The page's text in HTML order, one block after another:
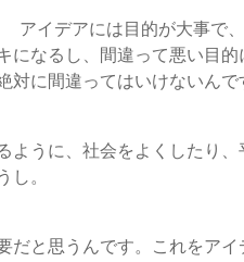
アイデアには目的が大事で
になるし、間違って悪い目
対に間違ってはいけないんで
ように、社会をよくしたり
し。
だと思うんです。これをア